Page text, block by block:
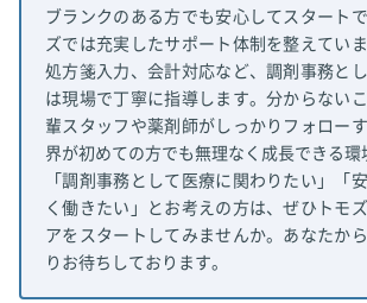
ブランクのある方でも安心してスタート
ズでは充実したサポート体制を整えてい
処方箋入力、会計対応など、調剤事務と
は現場で丁寧に指導します。分からない
輩スタッフや薬剤師がしっかりフォロー
界が初めての方でも無理なく成長できる環
「調剤事務として医療に関わりたい」「
く働きたい」とお考えの方は、ぜひトモ
アをスタートしてみませんか。あなたか
りお待ちしております。